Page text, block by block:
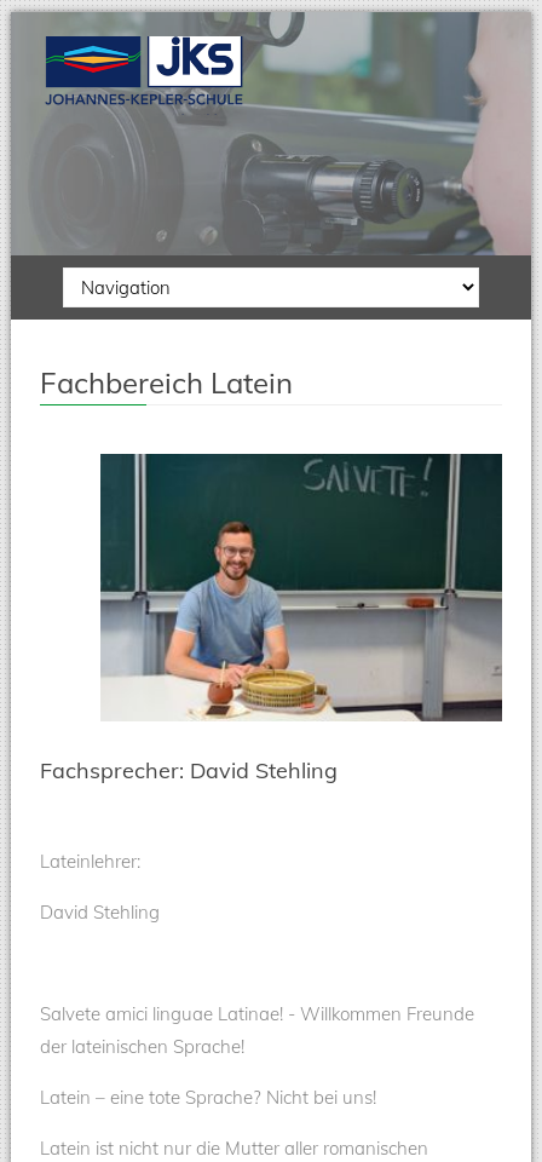
Zielseite
Fachbereich Latein
Fachsprecher: David Stehling
Lateinlehrer:
David Stehling
Salvete amici linguae Latinae! - Willkommen Freunde
der lateinischen Sprache!
Latein – eine tote Sprache? Nicht bei uns!
Latein ist nicht nur die Mutter aller romanischen